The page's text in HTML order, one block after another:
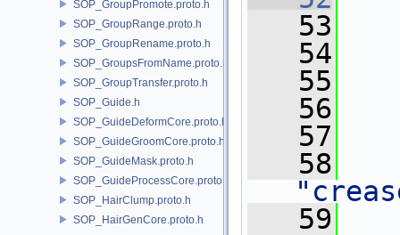
SOP_GroupPromote.proto.h
SOP_GroupRange.proto.h
SOP_GroupRename.proto.h
SOP_GroupsFromName.proto.h
SOP_GroupTransfer.proto.h
SOP_Guide.h
SOP_GuideDeformCore.proto.h
SOP_GuideGroomCore.proto.h
SOP_GuideMask.proto.h
SOP_GuideProcessCore.proto.h
SOP_HairClump.proto.h
SOP_HairGenCore.proto.h
   53
   54
   55
   56
   57
   58
   59